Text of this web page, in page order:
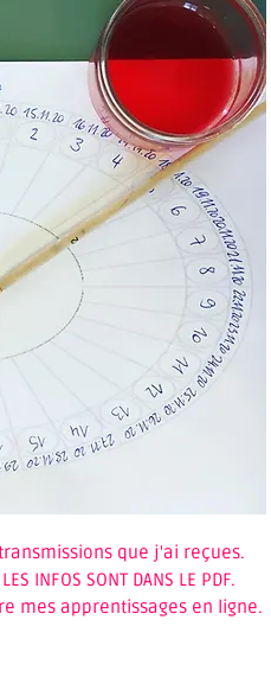
que j'ai reçues.
INFOS SONT DANS LE PDF.
mes apprentissages en ligne.